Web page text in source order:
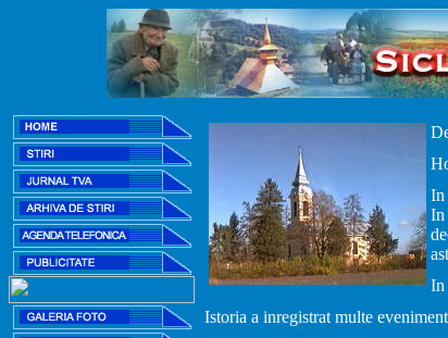
In
In
In
Istoria a inregistrat multe